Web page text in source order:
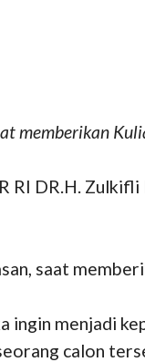
memberikan
RI DR.H.
saat
ingin menjadi
calon